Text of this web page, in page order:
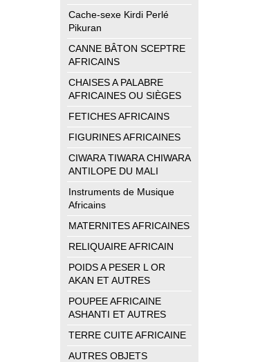
Cache-sexe Kirdi Perlé
Pikuran
CANNE BÂTON SCEPTRE
AFRICAINS
CHAISES A PALABRE
AFRICAINES OU SIÈGES
FETICHES AFRICAINS
FIGURINES AFRICAINES
CIWARA TIWARA CHIWARA
ANTILOPE DU MALI
Instruments de Musique
Africains
MATERNITES AFRICAINES
RELIQUAIRE AFRICAIN
POIDS A PESER L OR
AKAN ET AUTRES
POUPEE AFRICAINE
ASHANTI ET AUTRES
TERRE CUITE AFRICAINE
AUTRES OBJETS